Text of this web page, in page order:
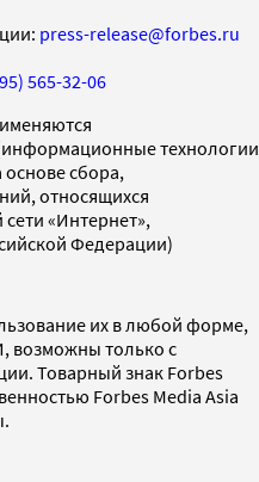
press-release@forbes.ru
565-32-06
технологии
сбора,
относящихся
«Интернет»,
Федерации)
их в любой форме,
возможны только с
Товарный знак Forbes
Forbes Media Asia